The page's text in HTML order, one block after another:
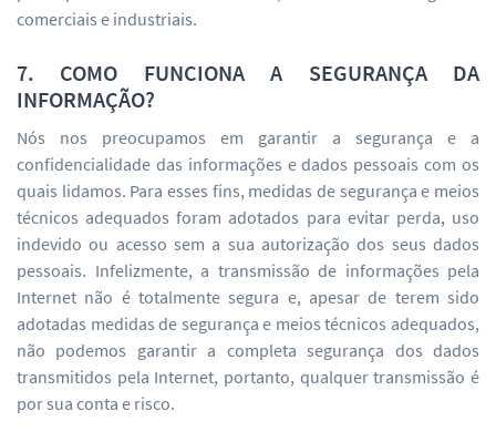
comerciais e industriais.
7. COMO FUNCIONA A SEGURANÇA DA
INFORMAÇÃO?
Nós nos preocupamos em garantir a segurança e a
confidencialidade das informações e dados pessoais com os
quais lidamos. Para esses fins, medidas de segurança e meios
técnicos adequados foram adotados para evitar perda, uso
indevido ou acesso sem a sua autorização dos seus dados
pessoais. Infelizmente, a transmissão de informações pela
Internet não é totalmente segura e, apesar de terem sido
adotadas medidas de segurança e meios técnicos adequados,
não podemos garantir a completa segurança dos dados
transmitidos pela Internet, portanto, qualquer transmissão é
por sua conta e risco.